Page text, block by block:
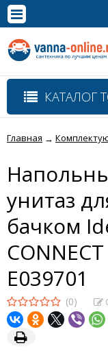
Полная версия сайта
КАТАЛОГ
Главная →
унитаз
бачком
E039701
(0)